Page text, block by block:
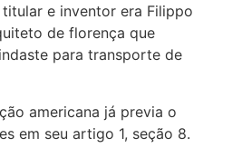
titular e inventor era Filippo
de florença que
para transporte de
americana já previa o
em seu artigo 1, seção 8.